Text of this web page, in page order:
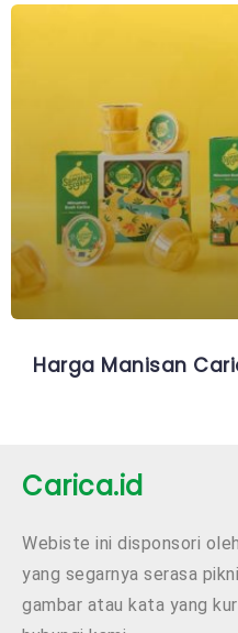
Harga Manisan
Carica.id
Webiste ini disponsori oleh
yang segarnya serasa
gambar atau kata yang